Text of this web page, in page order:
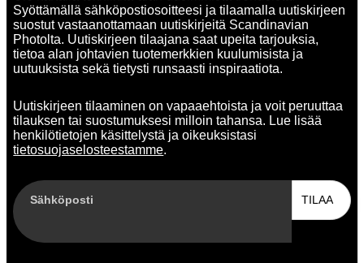
Syöttämällä sähköpostiosoitteesi ja tilaamalla uutiskirjeen
suostut vastaanottamaan uutiskirjeitä Scandinavian
Photolta. Uutiskirjeen tilaajana saat upeita tarjouksia,
tietoa alan johtavien tuotemerkkien kuulumisista ja
uutuuksista sekä tietysti runsaasti inspiraatiota.
Uutiskirjeen tilaaminen on vapaaehtoista ja voit peruuttaa
tilauksen tai suostumuksesi milloin tahansa. Lue lisää
henkilötietojen käsittelystä ja oikeuksistasi
tietosuojaselosteestamme.
Sähköposti TILAA